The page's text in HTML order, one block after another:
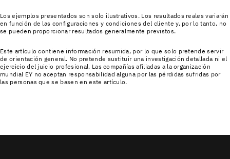
Los ejemplos presentados son solo ilustrativos. Los resultados reales variarán
en función de las configuraciones y condiciones del cliente y, por lo tanto, no
se pueden proporcionar resultados generalmente previstos.
Este artículo contiene información resumida, por lo que solo pretende servir
de orientación general. No pretende sustituir una investigación detallada ni el
ejercicio del juicio profesional. Las compañías afiliadas a la organización
mundial EY no aceptan responsabilidad alguna por las pérdidas sufridas por
las personas que se basen en este artículo.